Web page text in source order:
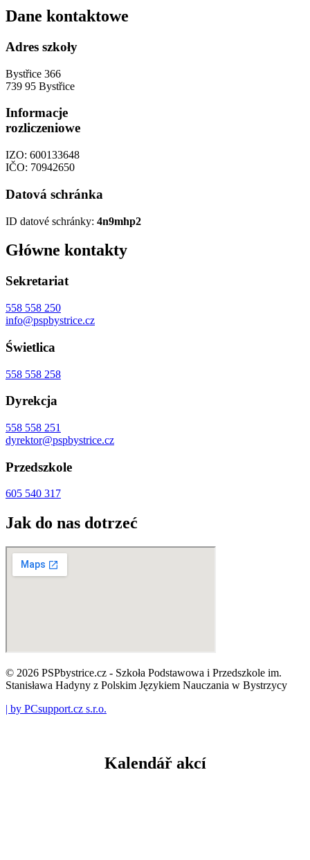
Dane kontaktowe
Adres szkoły
Bystřice 366
739 95 Bystřice
Informacje
rozliczeniowe
IZO: 600133648
IČO: 70942650
Datová schránka
ID datové schránky: 4n9mhp2
Główne kontakty
Sekretariat
558 558 250
info@pspbystrice.cz
Świetlica
558 558 258
Dyrekcja
558 558 251
dyrektor@pspbystrice.cz
Przedszkole
605 540 317
Jak do nas dotrzeć
© 2026 PSPbystrice.cz - Szkoła Podstawowa i Przedszkole im.
Stanisława Hadyny z Polskim Językiem Nauczania w Bystrzycy
| by PCsupport.cz s.r.o.
Kalendář akcí